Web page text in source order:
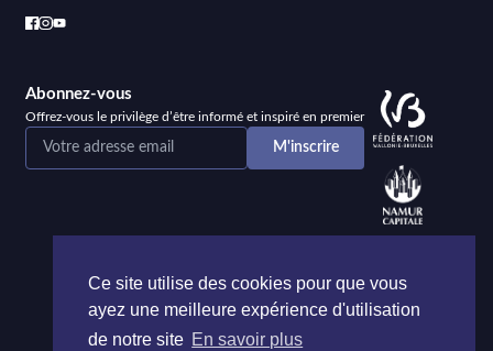
Abonnez-vous
Offrez-vous le privilège d’être informé et inspiré en premier
Ce site utilise des cookies pour que vous
ayez une meilleure expérience d'utilisation
de notre site En savoir plus